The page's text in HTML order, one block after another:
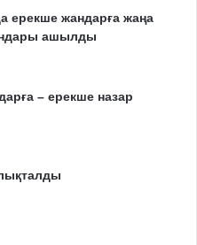
ерекше жандарға жаңа
ашылды
– ерекше назар